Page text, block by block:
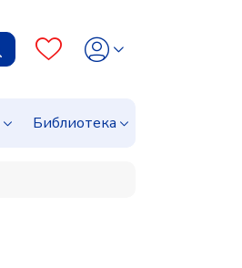
Библиотека